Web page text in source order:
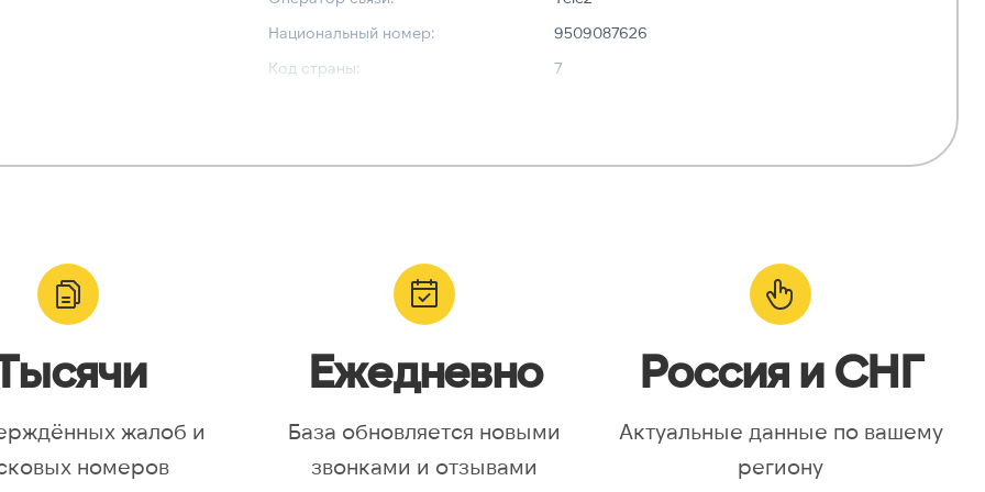
Национальный номер:
9509087626
Код страны:
7
Asia/Yekaterinburg,
Moscow, Europe/Samara
Валидный номер:
✓ Да
жалоб и
номеров
Ежедневно
База обновляется новыми
звонками и отзывами
Россия и СНГ
Актуальные данные по вашему
региону